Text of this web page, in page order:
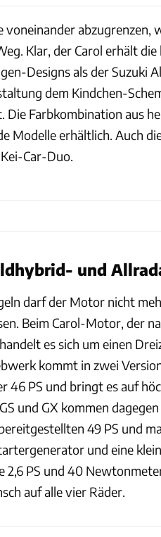
voneinander abzugrenzen,
Klar, der Carol erhält
Designs als der Suzuki
dem Kindchen-
Die Farbkombination aus
Modelle erhältlich. Auch
Car-Duo.
und
darf der Motor nicht
Beim Carol-Motor, der
es sich um einen
kommt in zwei
46 PS und bringt es auf
und GX kommen
49 PS und
und eine
2,6 PS und 40
auf alle vier Räder.